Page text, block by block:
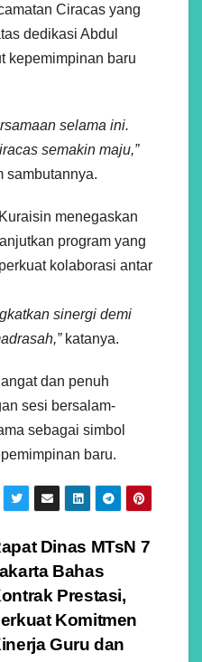
Ciracas yang
dedikasi Abdul
kepemimpinan baru
selama ini.
semakin maju,”
sambutannya.
menegaskan
program yang
kolaborasi antar
sinergi demi
katanya.
dan penuh
sesi bersalam-
sebagai simbol
baru.
Dinas MTsN 7
Bahas
Prestasi,
Komitmen
Guru dan